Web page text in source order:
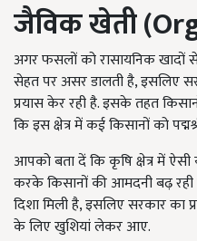
जैविक खेती
अगर फसलों को रासायनिक खादों
सेहत पर असर डालती है, इसलिए
प्रयास केर रही है. इसके तहत
कि इस क्षेत्र में कई किसानों को
आपको बता दें कि कृषि क्षेत्र में
करके किसानों की आमदनी बढ़
दिशा मिली है, इसलिए सरकार का
के लिए खुशियां लेकर आए.